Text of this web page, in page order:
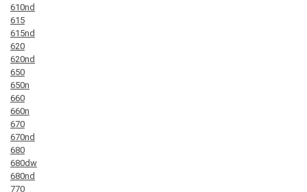
610nd
615
615nd
620
620nd
650
650n
660
660n
670
670nd
680
680dw
680nd
770